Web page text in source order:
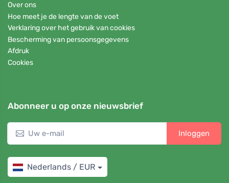
Over ons
Hoe meet je de lengte van de voet
Verklaring over het gebruik van cookies
Bescherming van persoonsgegevens
Afdruk
Cookies
Abonneer u op onze nieuwsbrief
Inloggen
Nederlands / EUR